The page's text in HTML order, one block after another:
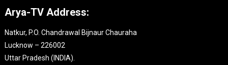
Arya-TV Address:
Natkur, P.O. Chandrawal Bijnaur Chauraha
Lucknow – 226002
Uttar Pradesh (INDIA).